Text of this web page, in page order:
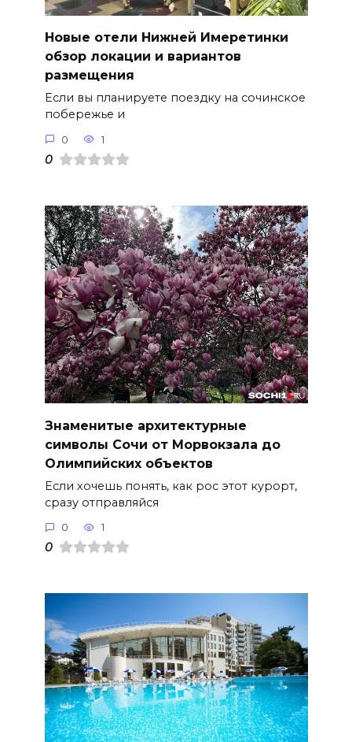
Новые отели Нижней Имеретинки
обзор локации и вариантов
размещения
Если вы планируете поездку на сочинское
побережье и
0 1
0
Знаменитые архитектурные
символы Сочи от Морвокзала до
Олимпийских объектов
Если хочешь понять, как рос этот курорт,
сразу отправляйся
0 1
0